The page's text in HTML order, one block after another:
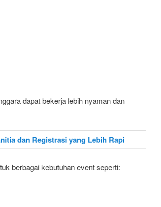
dapat bekerja lebih nyaman dan
berbagai kebutuhan event seperti: